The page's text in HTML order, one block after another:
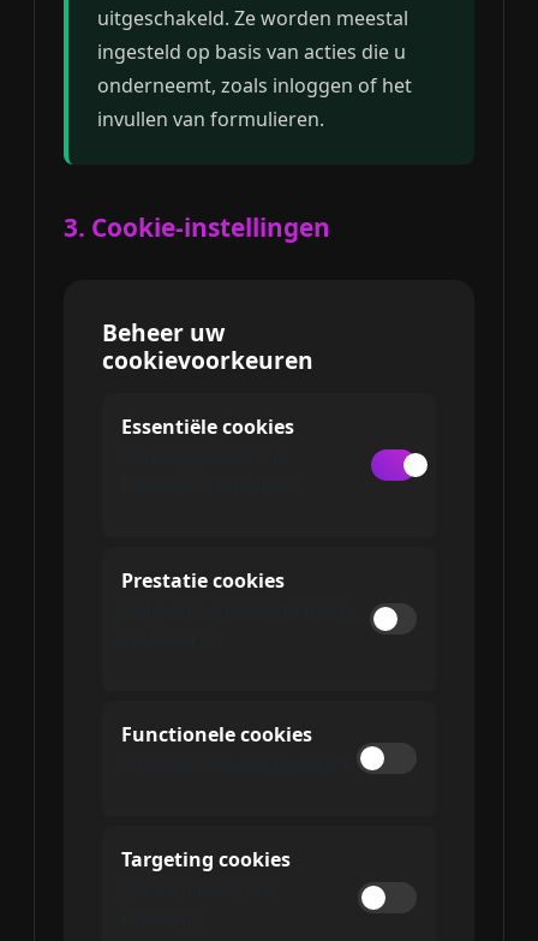
uitgeschakeld. Ze worden meestal
ingesteld op basis van acties die u
onderneemt, zoals inloggen of het
invullen van formulieren.
3. Cookie-instellingen
Beheer uw
cookievoorkeuren
Essentiële cookies
Prestatie cookies
Functionele cookies
Targeting cookies